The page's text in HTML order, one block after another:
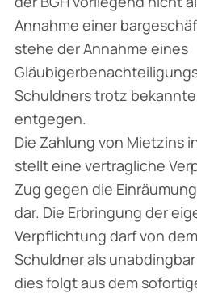
Annahme einer
stehe der Annahme eines
Schuldners trotz
entgegen.
Die Zahlung von Mietzins
stellt eine vertragliche
Zug gegen die
dar. Die Erbringung der
Verpflichtung darf von
Schuldner als
dies folgt aus dem